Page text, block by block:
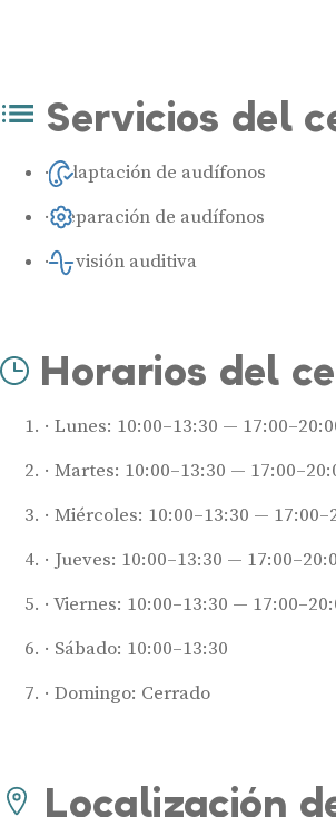
Servicios del
Adaptación de audífonos
Reparación de audífonos
Revisión auditiva
Horarios del
Lunes: 10:00–13:30 —
Martes: 10:00–13:30 —
Miércoles: 10:00–13:30 —
Jueves: 10:00–13:30 —
Viernes: 10:00–13:30 —
Sábado: 10:00–13:30
Domingo: Cerrado
Localización